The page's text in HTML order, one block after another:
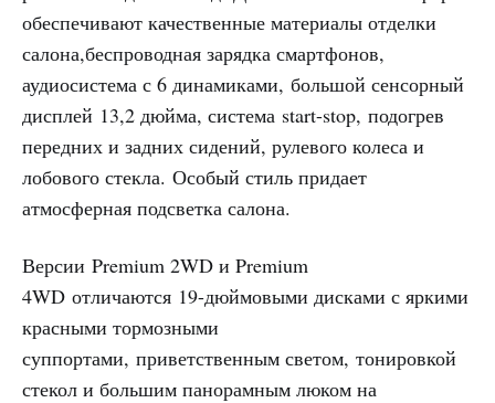
обеспечивают качественные материалы отделки
салона,беспроводная зарядка смартфонов,
аудиосистема с 6 динамиками, большой сенсорный
дисплей 13,2 дюйма, система start-stop, подогрев
передних и задних сидений, рулевого колеса и
лобового стекла. Особый стиль придает
атмосферная подсветка салона.
Версии Premium 2WD и Premium
4WD отличаются 19-дюймовыми дисками с яркими
красными тормозными
суппортами, приветственным светом, тонировкой
стекол и большим панорамным люком на